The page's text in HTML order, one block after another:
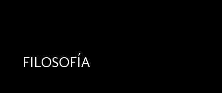
FILOSOFÍA